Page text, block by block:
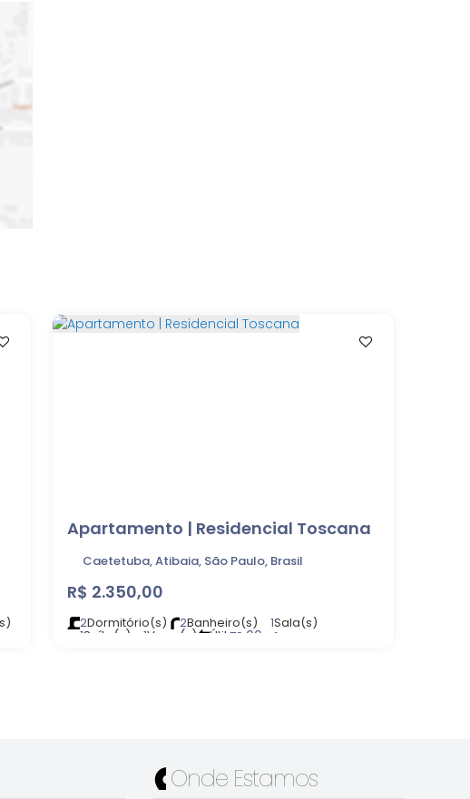
Apartamento | Residencial Toscana
R$ 2.350,00
Caetetuba, Atibaia, São Paulo, Brasil
2Dormitório(s) 2Banheiro(s) 1Sala(s)
1Suíte(s) 1Vaga(s) Útil: 78 .00 m²
Onde Estamos